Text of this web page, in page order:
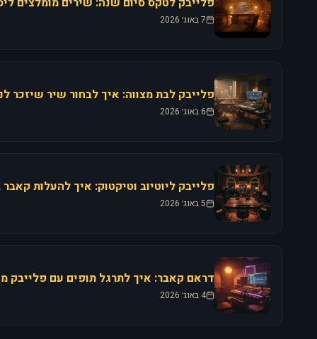
7 באוג׳ 2026
6 באוג׳ 2026
5 באוג׳ 2026
4 באוג׳ 2026